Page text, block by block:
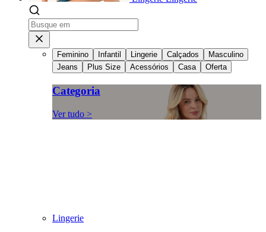
Feminino Infantil Lingerie Calçados
Masculino
Jeans
Plus Size Acessórios Casa Oferta
Categoria
Ver tudo >
Lingerie